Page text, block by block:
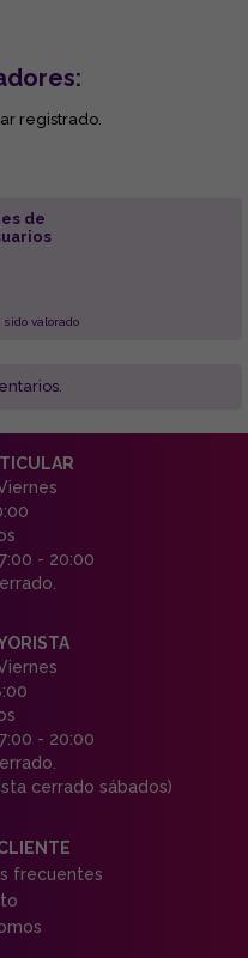
registrado.
de
valorado
- 20:00
- 20:00
cerrado sábados)
frecuentes